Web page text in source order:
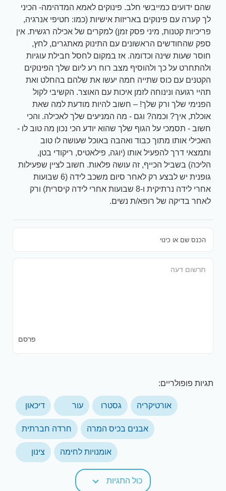
שהם ידועים כמייבשי חלב. פינוקים לאמא המדהימה- הכיני
לך קערה עם פינוקים באריזות אישיות (כמו: חטיפי אנרגיה,
פריכיות קטנות, מיני פסק זמן) למקרים של אכילה רגשית. אין
ספק שהחודשים הראשונים עם התינוק מאתגרים, לחץ,
חוסר שעות שינה וכדומה. אז במקום לחסל חבילת עוגיות
ולהתחרט על כך ולהוסיף מצב רוח רע ליום שלך הפינוקים
הקטנים עם כוס שתייה חמה יעשו את שלהם בהחלט ואת
תהיי רגועה ונינוחה לזמן איכות עם האוצר. הקשיבי לקול
הפנימי שלך ורק שלך! – חשוב להיות מודעת למה שאת
אוכלת, איך? וכמה? וגם - מה המניעים שלך לאכילה. והכי
חשוב - תסמכי על הגוף שלך שהוא יודע הכי נכון מה טוב לו -
האכילי אותו מתוך כבוד ואהבה באוכל שעושה לו טוב
ותמצאי דרך להפעיל אותו (יוגה, פילאטיס, ריקודי בטן,
הליכה) בשביל הכייף, זה עושה פלאות. חשוב לציין שפעילות
גופנית יש לבצע רק לאחר סיום משכב לידה (6 שבועות
אחרי לידה נרתיקית ו-8 שבועות אחרי לידה קיסרית) ורק
לאחר בדיקה של רופא/ת נשים.
פרסם
תגיות פופולריים:
אורטיקריה גסטרו עור דיכאון
אבנים בכיס המרה חרדה חברתית
אומנויות לחימה צינון
כול התגיות